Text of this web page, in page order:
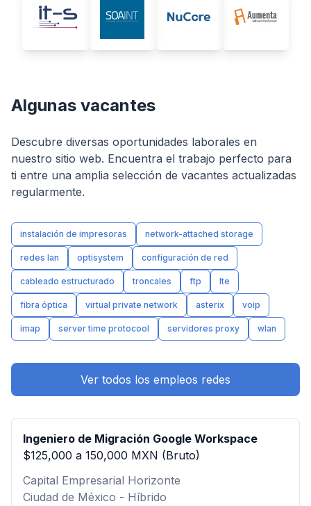
Algunas vacantes
Descubre diversas oportunidades laborales en
nuestro sitio web. Encuentra el trabajo perfecto para
ti entre una amplia selección de vacantes actualizadas
regularmente.
instalación de impresoras network-attached storage
redes lan optisystem configuración de red
cableado estructurado troncales ftp lte
fibra óptica virtual private network asterix voip
imap server time protocool servidores proxy wlan
Ver todos los empleos redes
Ingeniero de Migración Google Workspace
$125,000 a 150,000 MXN (Bruto)
Capital Empresarial Horizonte
Ciudad de México - Híbrido